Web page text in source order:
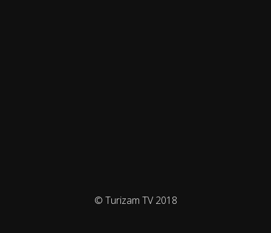
© Turizam TV 2018